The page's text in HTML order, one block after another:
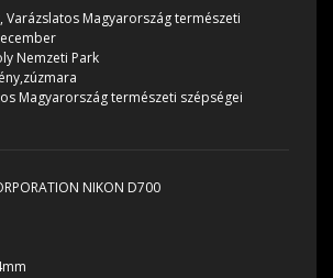
Varázslatos Magyarország természeti
Nemzeti Park
Magyarország természeti szépségei
NIKON D700